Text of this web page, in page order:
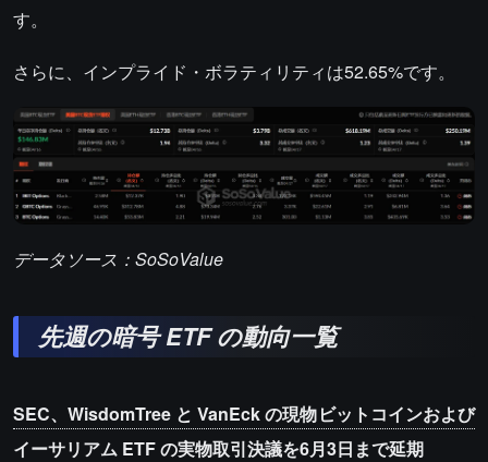
す。
さらに、インプライド・ボラティリティは52.65%です。
データソース：SoSoValue
先週の暗号 ETF の動向一覧
SEC、WisdomTree と VanEck の現物ビットコインおよび
イーサリアム ETF の実物取引決議を6月3日まで延期